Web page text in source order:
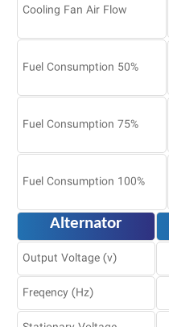
Cooling Fan Air Flow
Fuel Consumption 50%
Fuel Consumption 75%
Fuel Consumption 100%
Alternator
Output Voltage (v)
Freqency (Hz)